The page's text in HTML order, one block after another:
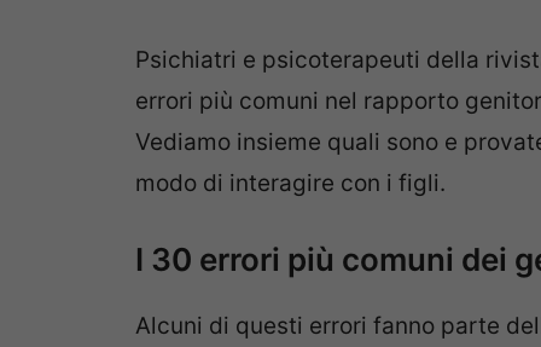
Psichiatri e psicoterapeuti della
errori più comuni nel rapporto
Vediamo insieme quali sono e
modo di interagire con i figli.
I 30 errori più comuni dei
Alcuni di questi errori fanno parte